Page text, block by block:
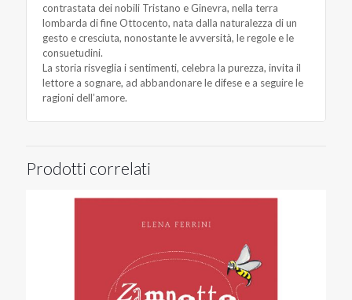
contrastata dei nobili Tristano e Ginevra, nella terra
lombarda di fine Ottocento, nata dalla naturalezza di un
gesto e cresciuta, nonostante le avversità, le regole e le
consuetudini.
La storia risveglia i sentimenti, celebra la purezza, invita il
lettore a sognare, ad abbandonare le difese e a seguire le
ragioni dell’amore.
Prodotti correlati